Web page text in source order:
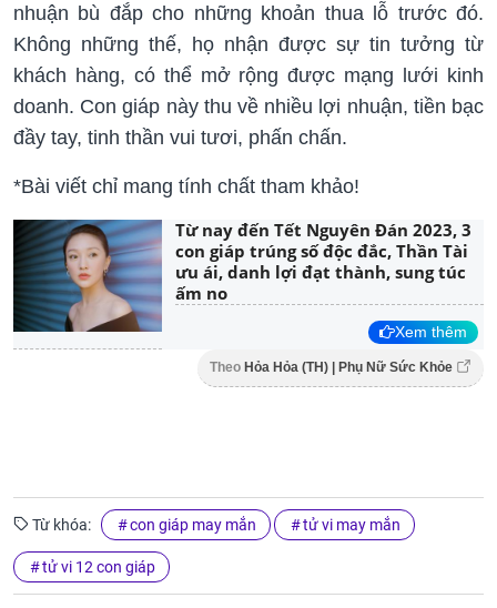
nhuận bù đắp cho những khoản thua lỗ trước đó.
Không những thế, họ nhận được sự tin tưởng từ
khách hàng, có thể mở rộng được mạng lưới kinh
doanh. Con giáp này thu về nhiều lợi nhuận, tiền bạc
đầy tay, tinh thần vui tươi, phấn chấn.
*Bài viết chỉ mang tính chất tham khảo!
Từ nay đến Tết Nguyên Đán 2023, 3
con giáp trúng số độc đắc, Thần Tài
ưu ái, danh lợi đạt thành, sung túc
ấm no
Xem thêm
Theo Hỏa Hỏa (TH) | Phụ Nữ Sức Khỏe
Từ khóa: con giáp may mắn tử vi may mắn
tử vi 12 con giáp